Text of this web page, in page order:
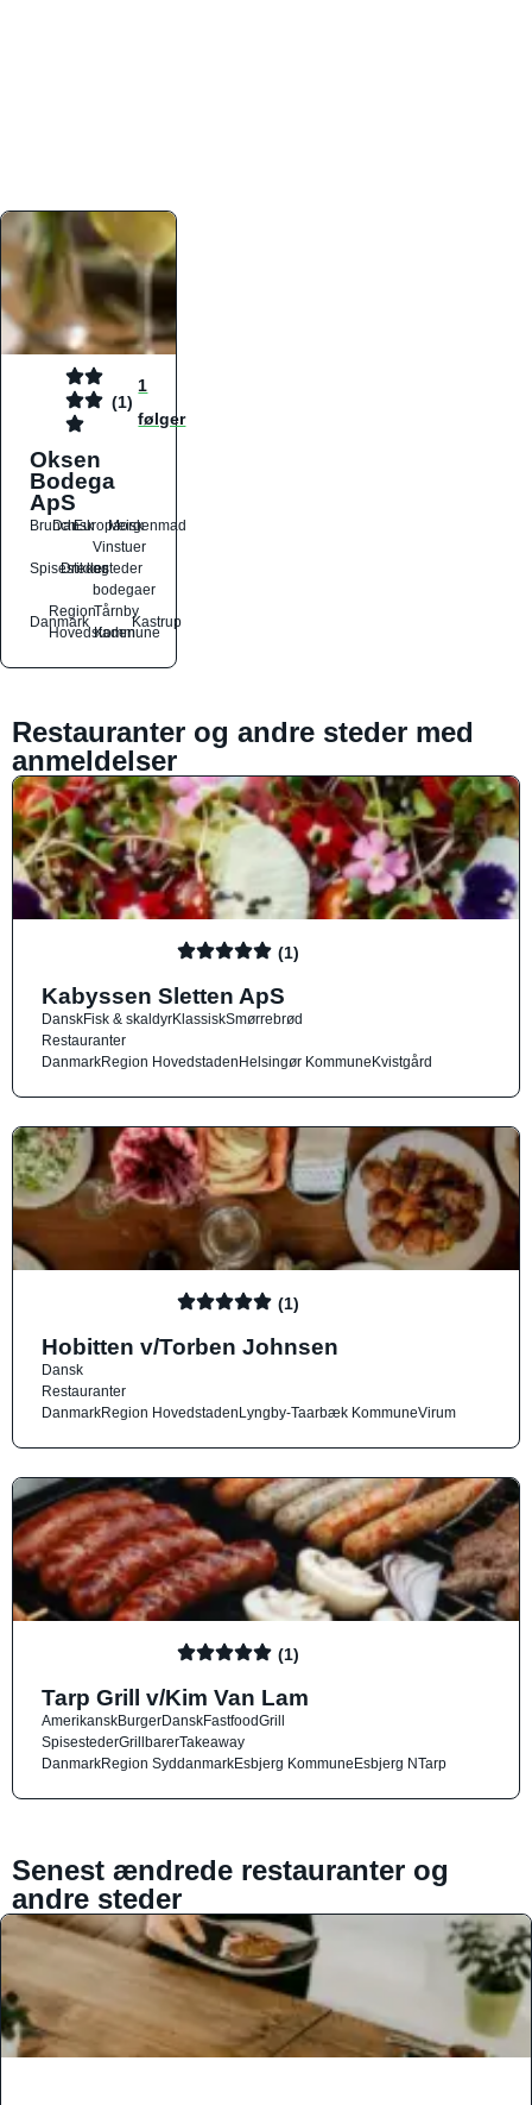
(1)
1
følger
Oksen
Bodega
ApS
Brunch
DanskEuropæiskMorgenmad
Spisesteder
Drikkesteder
Vinstuer
og
bodegaer
Danmark
Region
Hovedstaden
Tårnby
Kommune
Kastrup
Restauranter og andre steder med
anmeldelser
(1)
Kabyssen Sletten ApS
DanskFisk & skaldyrKlassiskSmørrebrød
Restauranter
DanmarkRegion HovedstadenHelsingør KommuneKvistgård
(1)
Hobitten v/Torben Johnsen
Dansk
Restauranter
DanmarkRegion HovedstadenLyngby-Taarbæk KommuneVirum
(1)
Tarp Grill v/Kim Van Lam
AmerikanskBurgerDanskFastfoodGrill
SpisestederGrillbarerTakeaway
DanmarkRegion SyddanmarkEsbjerg KommuneEsbjerg NTarp
Senest ændrede restauranter og
andre steder